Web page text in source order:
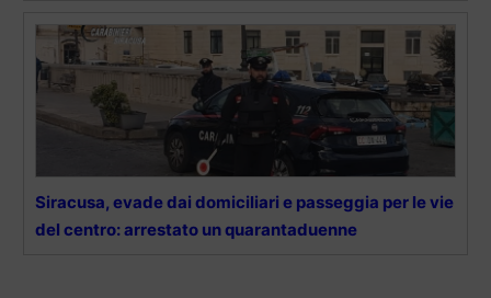
Siracusa, evade dai domiciliari e passeggia per le vie
del centro: arrestato un quarantaduenne